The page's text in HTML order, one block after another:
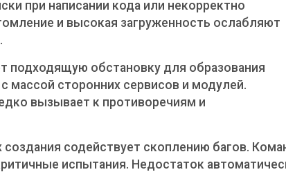
при написании кода или некорректно
и высокая загруженность ослабляют
подходящую обстановку для образования
сторонних сервисов и модулей.
вызывает к противоречиям и
создания содействует скоплению багов.
испытания. Недостаток